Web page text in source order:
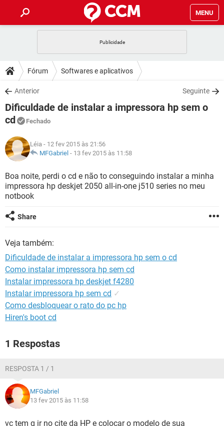
MENU
CELULAR FACEBOOK
OUTLOOK
INSTAGRAM GMAIL
GUIA DE COMPRAS
DICAS
JOGOS WHATSAPP
OUTLOOK
GUIA DE COMPRAS
DOWNLOADS
JOGOS WHATSAPP
CELULAR
OUTLOOK
INSTAGRAM
GUIA DE COMPRAS
FÓRUM
CELULAR FACEBOOK
INSTAGRAM GMAIL
GLOSSÁRIO
JOGOS
CELULAR FACEBOOK
OUTLOOK
INSTAGRAM
Fórum Softwares e aplicativos
Anterior Seguinte
Dificuldade de instalar a impressora hp sem o
cd
Fechado
Léia - 12 fev 2015 às 21:56
MFGabriel - 13 fev 2015 às 11:58
Boa noite, perdi o cd e não to conseguindo instalar a minha
impressora hp deskjet 2050 all-in-one j510 series no meu
notbook
Share
Veja também:
Dificuldade de instalar a impressora hp sem o cd
Como instalar impressora hp sem cd
Instalar impressora hp deskjet f4280
Instalar impressora hp sem cd ✓
Como desbloquear o rato do pc hp
Hiren's boot cd
1 Respostas
RESPOSTA 1 / 1
MFGabriel
13 fev 2015 às 11:58
vc tem q ir no cite da HP e colocar o modelo de sua